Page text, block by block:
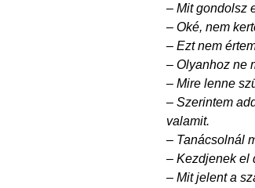
– Mit gondolsz
– Oké, nem
– Ezt nem
– Olyanhoz ne
– Mire lenne
– Szerintem
valamit.
– Tanácsolnál
– Kezdjenek el
– Mit jelent a